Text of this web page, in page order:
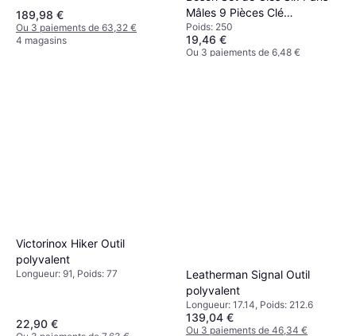
189,98 €
Ou 3 paiements de 63,32 €
4 magasins
Mâles 9 Pièces Clé
hexagonale
Poids: 250
19,46 €
Ou 3 paiements de 6,48 €
Victorinox Hiker Outil
polyvalent
Longueur: 91, Poids: 77
22,90 €
Leatherman Signal Outil
polyvalent
Longueur: 17.14, Poids: 212.6
139,04 €
Ou 3 paiements de 46,34 €